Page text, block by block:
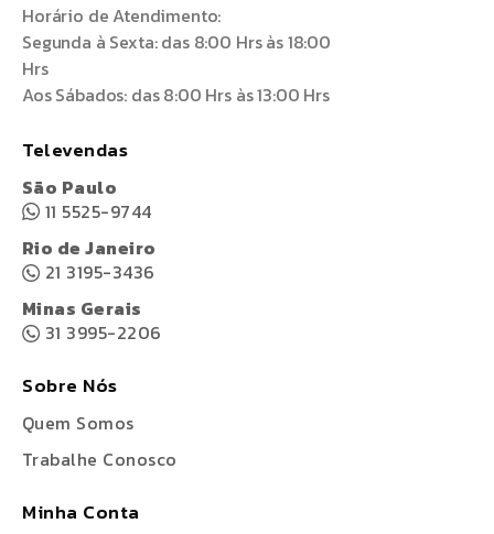
Horário de Atendimento:
Segunda à Sexta: das 8:00 Hrs às 18:00
Hrs
Aos Sábados: das 8:00 Hrs às 13:00 Hrs
Televendas
São Paulo
11 5525-9744
Rio de Janeiro
21 3195-3436
Minas Gerais
31 3995-2206
Sobre Nós
Quem Somos
Trabalhe Conosco
Minha Conta